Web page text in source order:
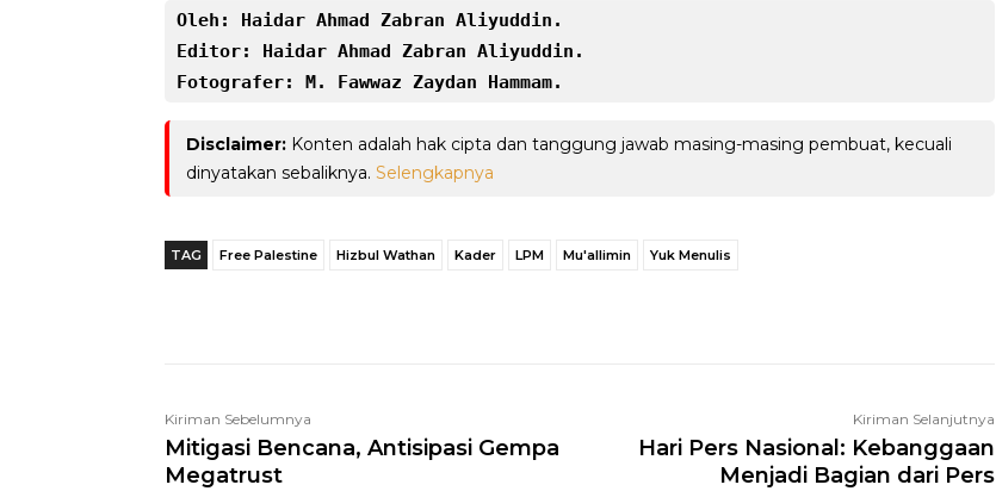
Oleh: Haidar Ahmad Zabran Aliyuddin.
Editor: Haidar Ahmad Zabran Aliyuddin.
Fotografer: M. Fawwaz Zaydan Hammam.
Disclaimer: Konten adalah hak cipta dan tanggung jawab masing-masing pembuat, kecuali
dinyatakan sebaliknya. Selengkapnya
TAG Free Palestine Hizbul Wathan Kader LPM Mu'allimin Yuk Menulis
Kiriman Sebelumnya
Mitigasi Bencana, Antisipasi Gempa
Megatrust
Kiriman Selanjutnya
Hari Pers Nasional: Kebanggaan
Menjadi Bagian dari Pers